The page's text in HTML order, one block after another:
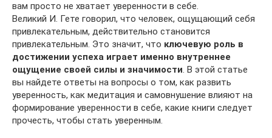
вам просто не хватает уверенности в себе.
Великий И. Гете говорил, что человек, ощущающий себя
привлекательным, действительно становится
привлекательным. Это значит, что ключевую роль в
достижении успеха играет именно внутреннее
ощущение своей силы и значимости. В этой статье
вы найдете ответы на вопросы о том, как развить
уверенность, как медитация и самовнушение влияют на
формирование уверенности в себе, какие книги следует
прочесть, чтобы стать уверенным.